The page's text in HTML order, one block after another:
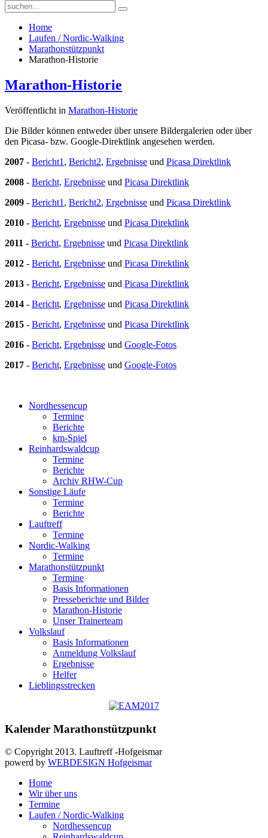
Home
Laufen / Nordic-Walking
Marathonstützpunkt
Marathon-Historie
Marathon-Historie
Veröffentlicht in Marathon-Historie
Die Bilder können entweder über unsere Bildergalerien oder über
den Picasa- bzw. Google-Direktlink angesehen werden.
2007 - Bericht1 , Bericht2, Ergebnisse und Picasa Direktlink
2008 - Bericht, Ergebnisse und Picasa Direktlink
2009 - Bericht1 , Bericht2, Ergebnisse und Picasa Direktlink
2010 - Bericht, Ergebnisse und Picasa Direktlink
2011 - Bericht, Ergebnisse und Picasa Direktlink
2012 - Bericht, Ergebnisse und Picasa Direktlink
2013 - Bericht, Ergebnisse und Picasa Direktlink
2014 - Bericht, Ergebnisse und Picasa Direktlink
2015 - Bericht, Ergebnisse und Picasa Direktlink
2016 - Bericht, Ergebnisse und Google-Fotos
2017 - Bericht, Ergebnisse und Google-Fotos
Nordhessencup
Termine
Berichte
km-Spiel
Reinhardswaldcup
Termine
Berichte
Archiv RHW-Cup
Sonstige Läufe
Termine
Berichte
Lauftreff
Termine
Nordic-Walking
Termine
Marathonstützpunkt
Termine
Basis Informationen
Presseberichte und Bilder
Marathon-Historie
Unser Trainerteam
Volkslauf
Basis Informationen
Anmeldung Volkslauf
Ergebnisse
Helfer
Lieblingsstrecken
Kalender Marathonstützpunkt
© Copyright 2013. Lauftreff -Hofgeismar
powerd by WEBDESIGN Hofgeismar
Home
Wir über uns
Termine
Laufen / Nordic-Walking
Nordhessencup